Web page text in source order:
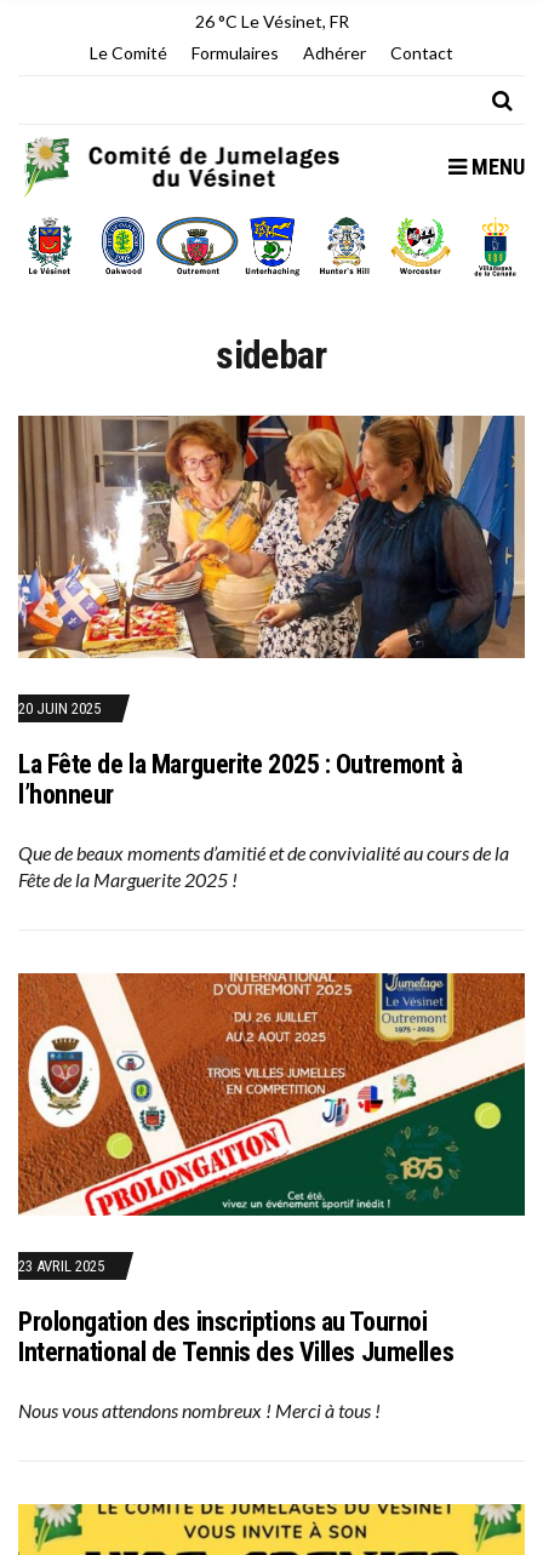
26 °C Le Vésinet, FR
Le Comité
Formulaires Adhérer Contact
MENU
sidebar
20 JUIN 2025
La Fête de la Marguerite 2025 : Outremont à
l’honneur
Que de beaux moments d’amitié et de convivialité au cours de la
Fête de la Marguerite 2025 !
23 AVRIL 2025
Prolongation des inscriptions au Tournoi
International de Tennis des Villes Jumelles
Nous vous attendons nombreux ! Merci à tous !